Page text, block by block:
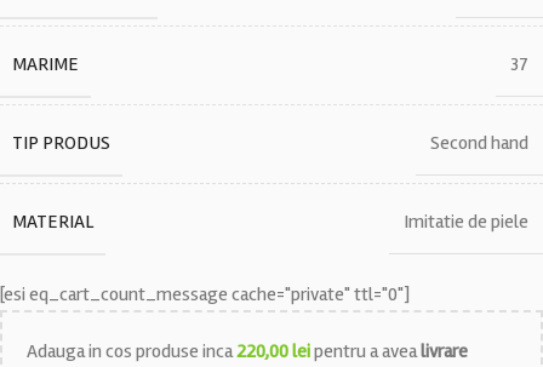
MARIME 37
TIP PRODUS Second hand
MATERIAL Imitatie de piele
[esi eq_cart_count_message cache="private" ttl="0"]
Adauga in cos produse inca220,00leipentru a avealivrare